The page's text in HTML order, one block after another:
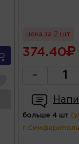
цена за 2 шт
374.40
-
больше 4 шт